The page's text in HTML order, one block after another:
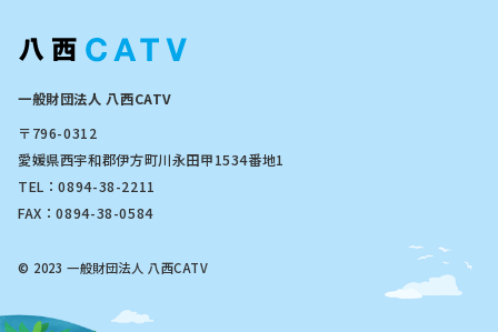
一般財団法人 八西CATV
〒796-0312
愛媛県西宇和郡伊方町川永田甲1534番地1
TEL：0894-38-2211
FAX：0894-38-0584
© 2023 一般財団法人 八西CATV